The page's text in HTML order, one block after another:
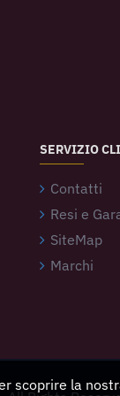
SERVIZIO
Contatti
Resi e
SiteMap
Marchi
scoprire la